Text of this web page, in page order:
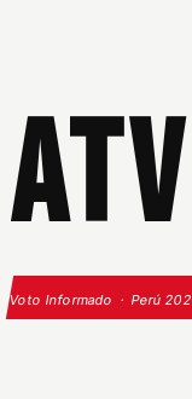
Voto Informado · Perú